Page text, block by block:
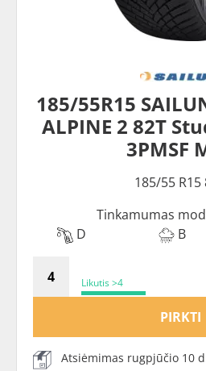
185/55R15
ALPINE 2 82T
3PMSF
185/55 R15
Tinkamumas
D
B
Likutis >4
PIRKTI
Atsiėmimas rugpjūčio 10